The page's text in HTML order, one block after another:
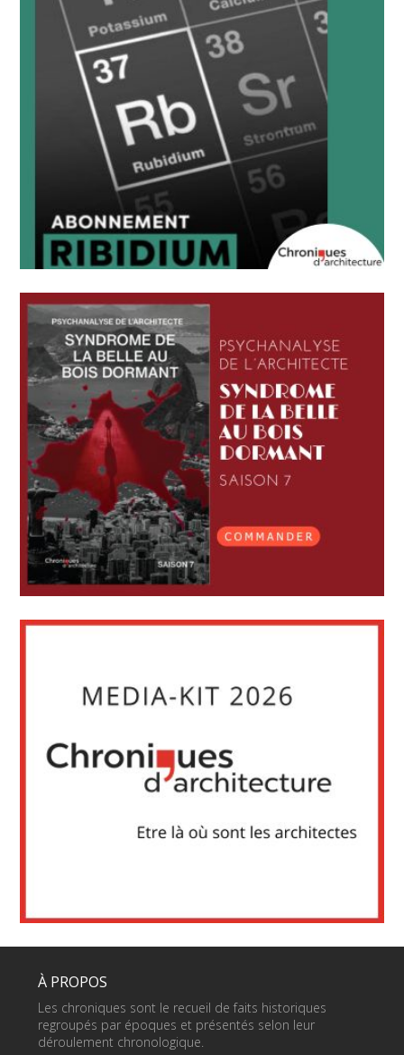
À PROPOS
Les chroniques sont le recueil de faits historiques
regroupés par époques et présentés selon leur
déroulement chronologique.